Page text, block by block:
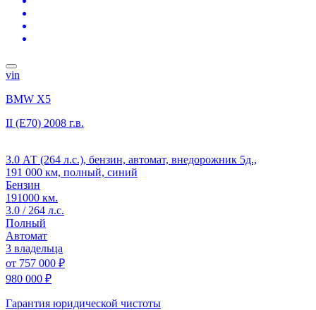
vin
BMW X5
II (E70) 2008 г.в.
3.0 АТ (264 л.с.), бензин, автомат, внедорожник 5д.,
191 000 км, полный, синий
Бензин
191000 км.
3.0 / 264 л.с.
Полный
Автомат
3 владельца
от 757 000 ₽
980 000 ₽
Гарантия юридической чистоты